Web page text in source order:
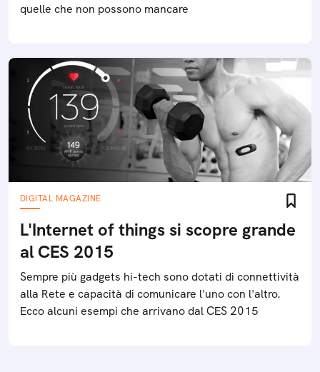
quelle che non possono mancare
DIGITAL MAGAZINE
L'Internet of things si scopre grande
al CES 2015
Sempre più gadgets hi-tech sono dotati di connettività
alla Rete e capacità di comunicare l'uno con l'altro.
Ecco alcuni esempi che arrivano dal CES 2015